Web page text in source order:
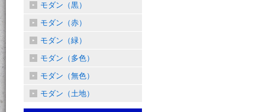
モダン（黒）
モダン（赤）
モダン（緑）
モダン（多色）
モダン（無色）
モダン（土地）